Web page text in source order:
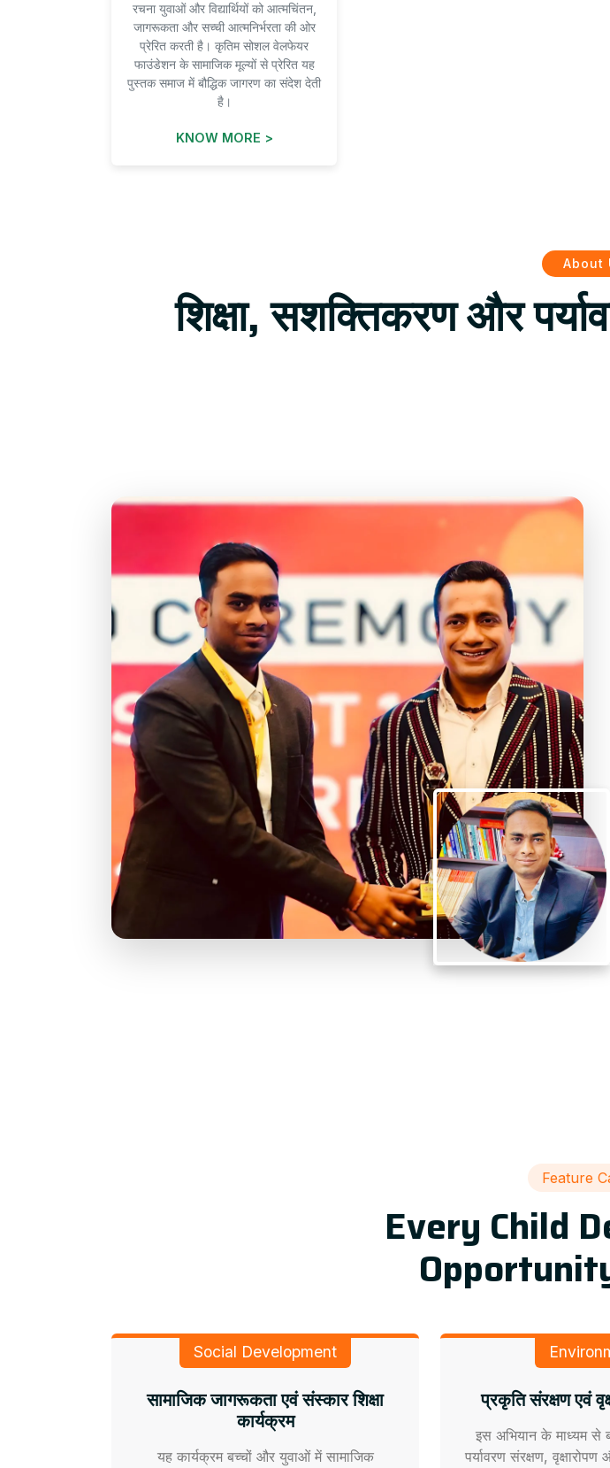
रचना युवाओं और विद्यार्थियों को आत्मचिंतन,
जागरूकता और सच्ची आत्मनिर्भरता की ओर
प्रेरित करती है। कृतिम सोशल वेलफेयर
फाउंडेशन के सामाजिक मूल्यों से प्रेरित यह
पुस्तक समाज में बौद्धिक जागरण का संदेश देती
है।
KNOW MORE >
About
शिक्षा, सशक्तिकरण और
Feature
Every Child
Social Development
सामाजिक जागरूकता एवं संस्कार शिक्षा
कार्यक्रम
यह कार्यक्रम बच्चों और युवाओं में सामाजिक
प्रकृति संरक्षण एवं
इस अभियान के माध्यम से
पर्यावरण संरक्षण,